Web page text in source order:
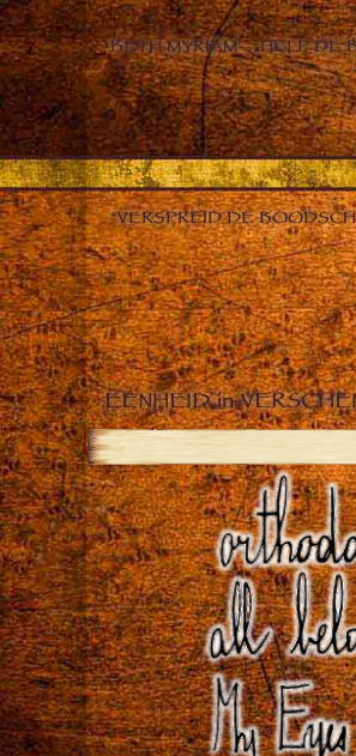
BETH MYRIAM – HELP DE
“VERSPREID DE
EENHEID in